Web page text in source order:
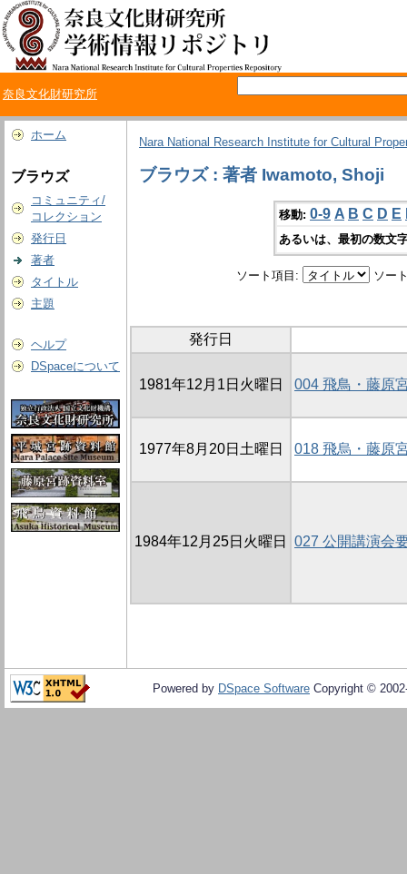
奈良文化財研究所
ホーム
ブラウズ
コミュニティ/
コレクション
発行日
著者
タイトル
主題
ヘルプ
DSpaceについて
Nara National Research Institute for Cultural
ブラウズ : 著者 Iwamoto, Shoji
移動: 0-9 A B C D E
あるいは、最初の数文
ソート項目: ソー
発行日
1981年12月1日火曜日 004 飛鳥・藤原
1977年8月20日土曜日 018 飛烏・藤原
1984年12月25日火曜日 027 公開講演会
Powered by DSpace Software Copyright ©